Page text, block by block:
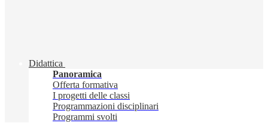
Didattica
Panoramica
Offerta formativa
I progetti delle classi
Programmazioni disciplinari
Programmi svolti